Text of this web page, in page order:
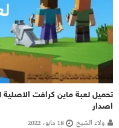
اصدار
ولاء الشيخ 18 مايو، 2022